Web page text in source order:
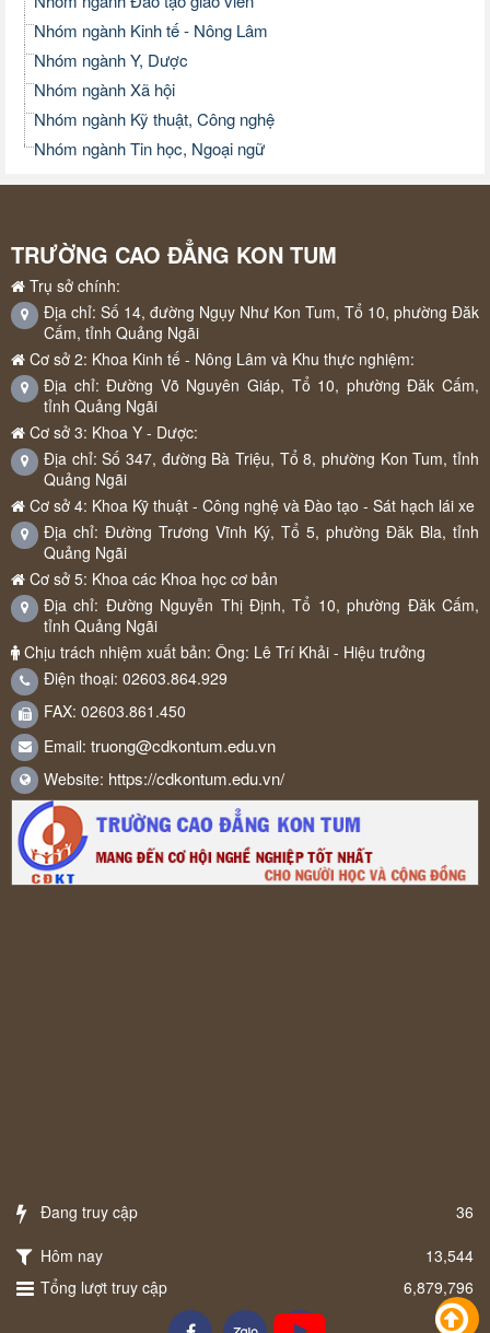
Nhóm ngành Kinh tế - Nông Lâm
Nhóm ngành Y, Dược
Nhóm ngành Xã hội
Nhóm ngành Kỹ thuật, Công nghệ
Nhóm ngành Tin học, Ngoại ngữ
TRƯỜNG CAO ĐẲNG KON TUM
Trụ sở chính:
Địa chỉ: Số 14, đường Ngụy Như Kon Tum, Tổ 10, phường Đăk
Cấm, tỉnh Quảng Ngãi
Cơ sở 2: Khoa Kinh tế - Nông Lâm và Khu thực nghiệm:
Địa chỉ: Đường Võ Nguyên Giáp, Tổ 10, phường Đăk Cấm,
tỉnh Quảng Ngãi
Cơ sở 3: Khoa Y - Dược:
Địa chỉ: Số 347, đường Bà Triệu, Tổ 8, phường Kon Tum, tỉnh
Quảng Ngãi
Cơ sở 4: Khoa Kỹ thuật - Công nghệ và Đào tạo - Sát hạch lái xe
Địa chỉ: Đường Trương Vĩnh Ký, Tổ 5, phường Đăk Bla, tỉnh
Quảng Ngãi
Cơ sở 5: Khoa các Khoa học cơ bản
Địa chỉ: Đường Nguyễn Thị Định, Tổ 10, phường Đăk Cấm,
tỉnh Quảng Ngãi
Chịu trách nhiệm xuất bản: Ông: Lê Trí Khải - Hiệu trưởng
Điện thoại: 02603.864.929
FAX: 02603.861.450
Email: truong@cdkontum.edu.vn
Website: https://cdkontum.edu.vn/
Đang truy cập
36
Hôm nay
13,544
Tổng lượt truy cập
6,879,796